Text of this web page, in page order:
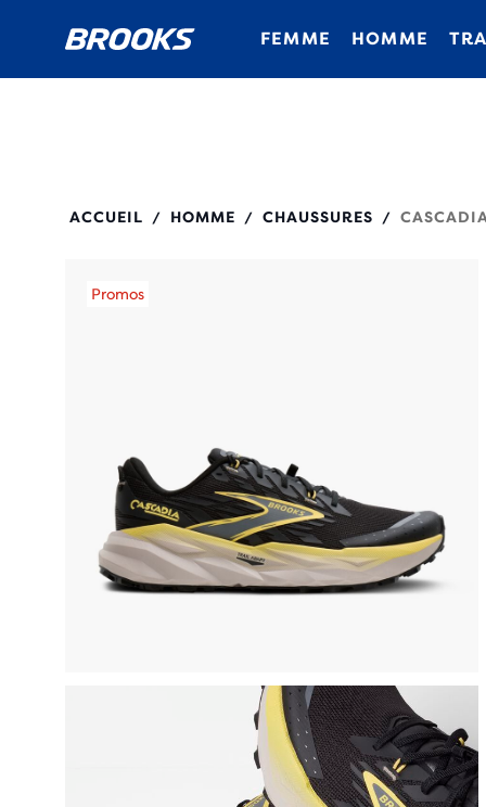
FEMME HOMME
ACCUEIL / HOMME / CHAUSSURES /
Promos